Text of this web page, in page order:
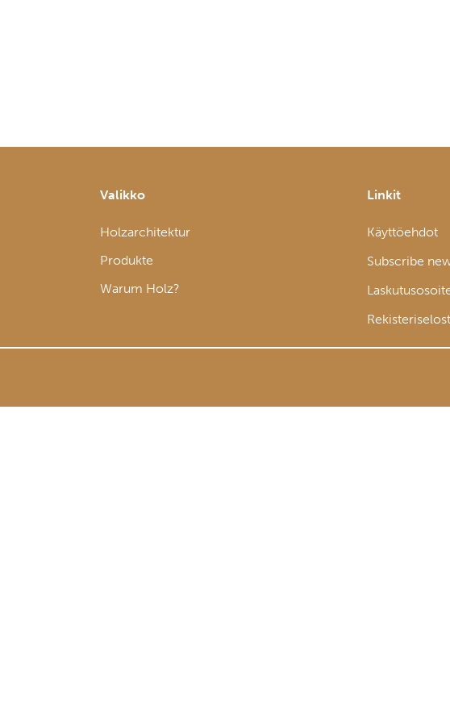
Valikko
Holzarchitektur
Produkte
Warum Holz?
Linkit
Käyttöehdot
Subscribe